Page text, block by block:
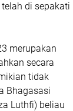
di sepakati
merupakan
secara
tidak
Bhagasasi
Luthfi) beliau